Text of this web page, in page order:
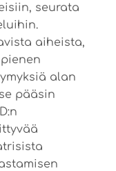
seurata
aiheista,
alan
pääsin